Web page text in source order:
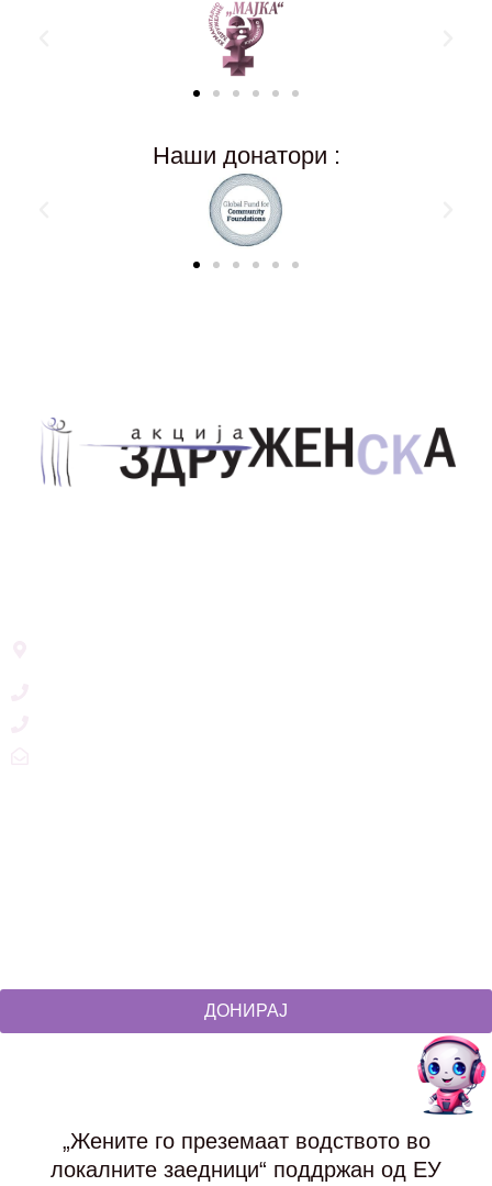
Наши донатори :
ДОНИРАЈ
„Жените го преземаат водството во
локалните заедници“ поддржан од ЕУ